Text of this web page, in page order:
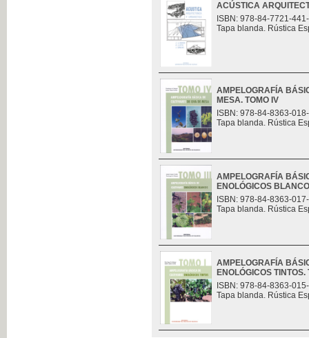
ACÚSTICA
ISBN: 978-84-7721-
Tapa blanda. Rústica
AMPELOGRAFÍA
MESA. TOMO IV
ISBN: 978-84-8363-
Tapa blanda. Rústica
AMPELOGRAFÍA
ENOLÓGICOS
ISBN: 978-84-8363-
Tapa blanda. Rústica
AMPELOGRAFÍA
ENOLÓGICOS TINTOS.
ISBN: 978-84-8363-
Tapa blanda. Rústica